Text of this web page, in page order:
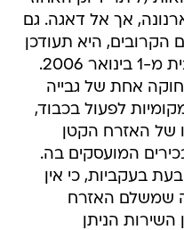
אך אל דאגה. גם
הקרובים, היא תעודכן
2006.
אחת של גבייה
לפעול בכבוד,
של האזרח הקטן
המועסקים בה.
בעקביות, כי אין
שמשלם האזרח
הניתן